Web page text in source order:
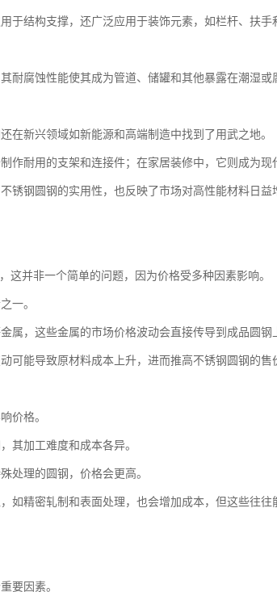
于结构支撑，还广泛应用于装饰元素，如栏杆、扶
耐腐蚀性能使其成为管道、储罐和其他暴露在潮湿
在新兴领域如新能源和高端制造中找到了用武之地。
作耐用的支架和连接件；在家居装修中，它则成为
锈钢圆钢的实用性，也反映了市场对高性能材料日益
这并非一个简单的问题，因为价格受多种因素影响。
一。
属，这些金属的市场价格波动会直接传导到成品圆钢
可能导致原材料成本上升，进而推高不锈钢圆钢的售
价格。
其加工难度和成本各异。
处理的圆钢，价格会更高。
如精密轧制和表面处理，也会增加成本，但这些往
要因素。